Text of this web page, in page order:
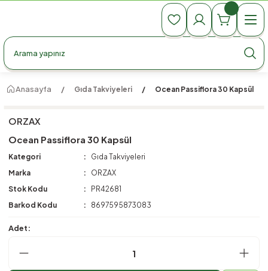
990 TL Üzeri Ücretsiz Kargo
990 TL Üzeri Ücretsiz Kargo
Anasayfa Gıda Takviyeleri Ocean Passiflora 30 Kapsül
ORZAX
Ocean Passiflora 30 Kapsül
Kategori
Gıda Takviyeleri
Marka
ORZAX
Stok Kodu
PR42681
Barkod Kodu
8697595873083
Adet: